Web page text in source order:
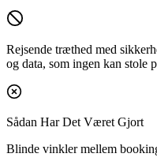
Rejsende træthed med
og data, som ingen kan stole
Sådan Har Det Været Gjort
Blinde vinkler mellem